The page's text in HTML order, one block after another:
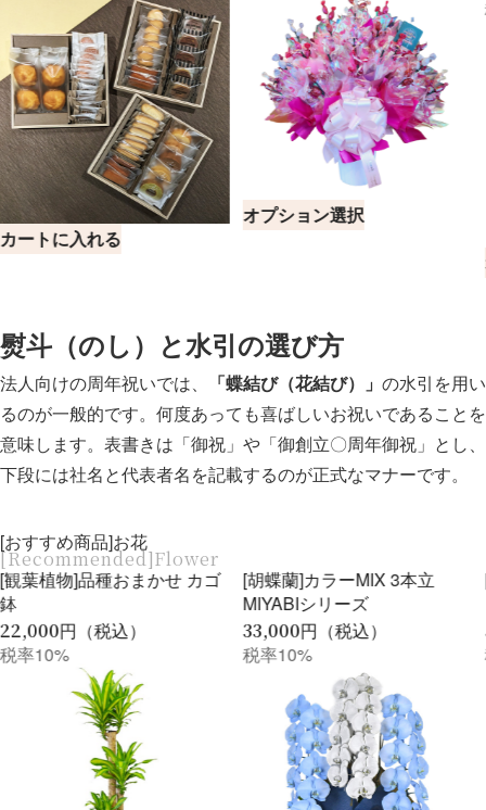
オプション選択
熨斗（のし）と水引の選び方
法人向けの周年祝いでは、 「蝶結び（花結び）」 の水引を用い
るのが一般的です。何度あっても喜ばしいお祝いであることを
意味します。表書きは「御祝」や「御創立〇周年御祝」とし、
下段には社名と代表者名を記載するのが正式なマナーです。
[おすすめ商品]お花
[Recommended]Flower
[胡蝶蘭]カラーMIX 3本立
MIYABIシリーズ
33,000円（税込）
税率10%
[胡蝶蘭]白 5本立 スタンダー
ドタイプ
55,000円（税込）
税率10%